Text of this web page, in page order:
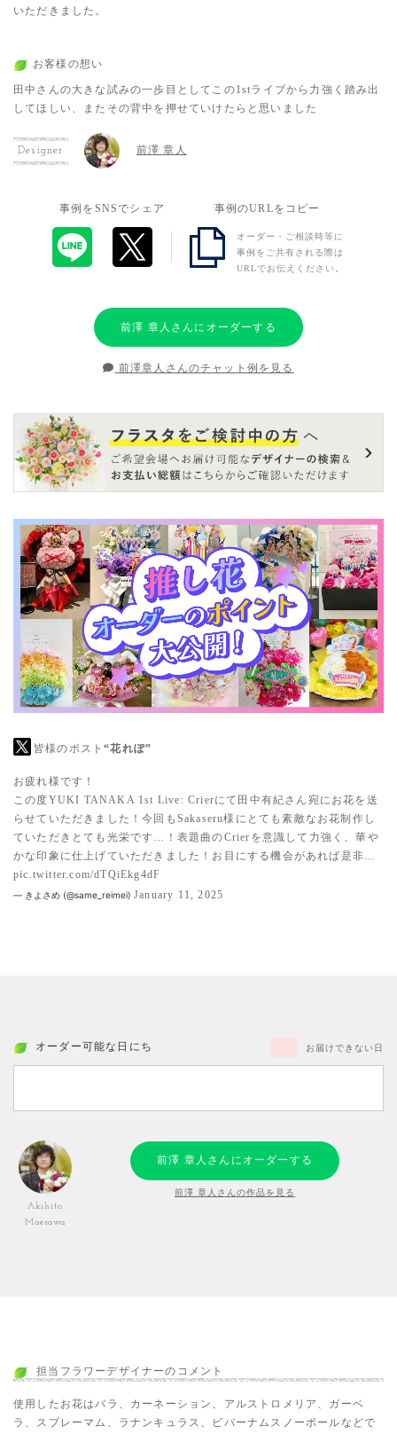
いただきました。
お客様の想い
田中さんの大きな試みの一歩目としてこの1stライブから力強く踏み出
してほしい、またその背中を押せていけたらと思いました
Designer 前澤 章人
事例をSNSでシェア 事例のURLをコピー
オーダー・ご相談時等に
事例をご共有される際は
URLでお伝えください。
前澤 章人さんにオーダーする
前澤章人さんのチャット例を見る
皆様のポスト“花れぽ”
お疲れ様です！
この度YUKI TANAKA 1st Live: Crierにて田中有紀さん宛にお花を送
らせていただきました！今回もSakaseru様にとても素敵なお花制作し
ていただきとても光栄です…！表題曲のCrierを意識して力強く、華や
かな印象に仕上げていただきました！お目にする機会があれば是非…
pic.twitter.com/dTQiEkg4dF
— きよさめ (@same_reimei) January 11, 2025
オーダー可能な日にち お届けできない日
Akihito
Maesawa
前澤 章人さんにオーダーする
前澤 章人さんの作品を見る
担当フラワーデザイナーのコメント
使用したお花はバラ、カーネーション、アルストロメリア、ガーベ
ラ、スプレーマム、ラナンキュラス、ビバーナムスノーボールなどで